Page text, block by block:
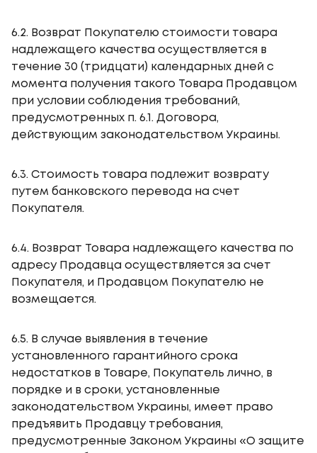
6.2. Возврат Покупателю стоимости товара
надлежащего качества осуществляется в
течение 30 (тридцати) календарных дней с
момента получения такого Товара Продавцом
при условии соблюдения требований,
предусмотренных п. 6.1. Договора,
действующим законодательством Украины.
6.3. Стоимость товара подлежит возврату
путем банковского перевода на счет
Покупателя.
6.4. Возврат Товара надлежащего качества по
адресу Продавца осуществляется за счет
Покупателя, и Продавцом Покупателю не
возмещается.
6.5. В случае выявления в течение
установленного гарантийного срока
недостатков в Товаре, Покупатель лично, в
порядке и в сроки, установленные
законодательством Украины, имеет право
предъявить Продавцу требования,
предусмотренные Законом Украины «О защите